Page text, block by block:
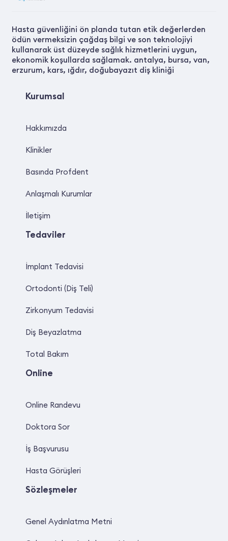
Hasta güvenliğini ön planda tutan etik değerlerden
ödün vermeksizin çağdaş bilgi ve son teknolojiyi
kullanarak üst düzeyde sağlık hizmetlerini uygun,
ekonomik koşullarda sağlamak. antalya, bursa, van,
erzurum, kars, ığdır, doğubayazıt diş kliniği
Kurumsal
Hakkımızda
Klinikler
Basında Profdent
Anlaşmalı Kurumlar
İletişim
Tedaviler
İmplant Tedavisi
Ortodonti (Diş Teli)
Zirkonyum Tedavisi
Diş Beyazlatma
Total Bakım
Online
Online Randevu
Doktora Sor
İş Başvurusu
Hasta Görüşleri
Sözleşmeler
Genel Aydınlatma Metni